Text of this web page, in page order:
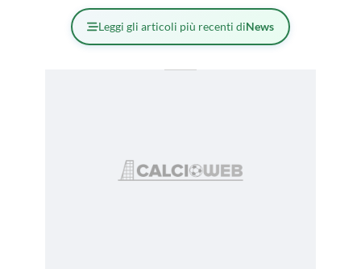
Leggi gli articoli più recenti diNews